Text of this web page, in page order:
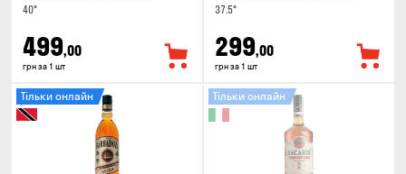
40°
499,00
грн за 1 шт
37.5°
299,00
грн за 1 шт
Тільки онлайн Тільки онлайн